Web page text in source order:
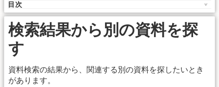
目次
検索結果から別の資料を探
す
資料検索の結果から、関連する別の資料を探したいとき
があります。